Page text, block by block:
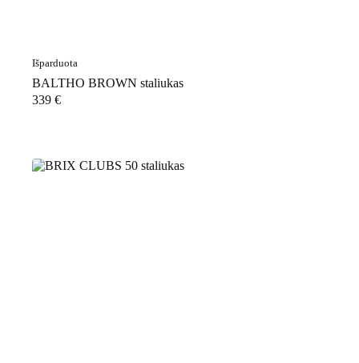
Išparduota
BALTHO BROWN staliukas
339 €